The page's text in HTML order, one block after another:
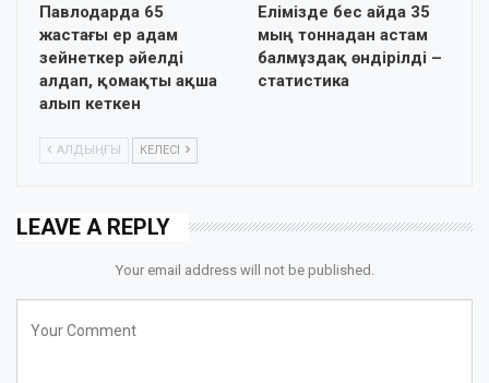
Павлодарда 65
жастағы ер адам
зейнеткер әйелді
алдап, қомақты ақша
алып кеткен
Елімізде бес айда 35
мың тоннадан астам
балмұздақ өндірілді –
статистика
АЛДЫҢҒЫ КЕЛЕСІ
LEAVE A REPLY
Your email address will not be published.